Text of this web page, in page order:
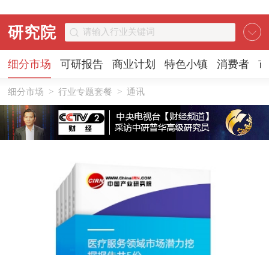
研究院
细分市场 可研报告 商业计划 特色小镇 消费者
细分市场 > 行业专题套餐 > 通讯